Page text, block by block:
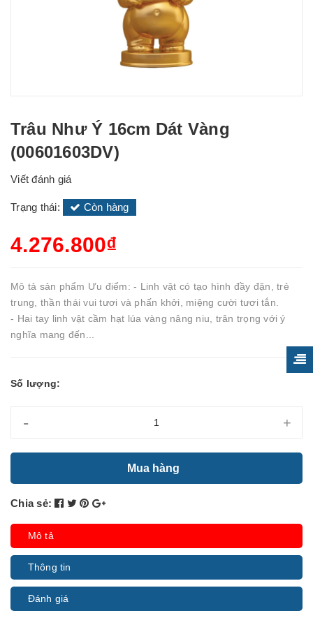
Trâu Như Ý 16cm Dát Vàng
(00601603DV)
Viết đánh giá
Trạng thái: Còn hàng
4.276.800₫
Mô tả sản phẩm Ưu điểm: - Linh vật có tạo hình đầy đặn, trẻ
trung, thần thái vui tươi và phấn khởi, miệng cười tươi tắn.
- Hai tay linh vật cầm hạt lúa vàng nâng niu, trân trọng với ý
nghĩa mang đến...
Số lượng:
- +
Mua hàng
Chia sẻ:
Mô tả
Thông tin
Đánh giá